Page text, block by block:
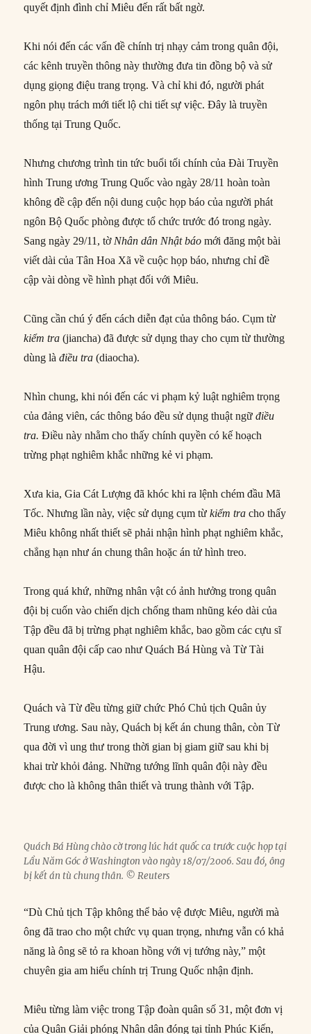
quyết định đình chỉ Miêu đến rất bất ngờ.
Khi nói đến các vấn đề chính trị nhạy cảm trong quân đội,
các kênh truyền thông này thường đưa tin đồng bộ và sử
dụng giọng điệu trang trọng. Và chỉ khi đó, người phát
ngôn phụ trách mới tiết lộ chi tiết sự việc. Đây là truyền
thống tại Trung Quốc.
Nhưng chương trình tin tức buổi tối chính của Đài Truyền
hình Trung ương Trung Quốc vào ngày 28/11 hoàn toàn
không đề cập đến nội dung cuộc họp báo của người phát
ngôn Bộ Quốc phòng được tổ chức trước đó trong ngày.
Sang ngày 29/11, tờ Nhân dân Nhật báo mới đăng một bài
viết dài của Tân Hoa Xã về cuộc họp báo, nhưng chỉ đề
cập vài dòng về hình phạt đối với Miêu.
Cũng cần chú ý đến cách diễn đạt của thông báo. Cụm từ
kiểm tra (jiancha) đã được sử dụng thay cho cụm từ thường
dùng làđiều tra (diaocha).
Nhìn chung, khi nói đến các vi phạm kỷ luật nghiêm trọng
của đảng viên, các thông báo đều sử dụng thuật ngữđiều
tra. Điều này nhằm cho thấy chính quyền có kế hoạch
trừng phạt nghiêm khắc những kẻ vi phạm.
Xưa kia, Gia Cát Lượng đã khóc khi ra lệnh chém đầu Mã
Tốc. Nhưng lần này, việc sử dụng cụm từkiểm tra cho thấy
Miêu không nhất thiết sẽ phải nhận hình phạt nghiêm khắc,
chẳng hạn như án chung thân hoặc án tử hình treo.
Trong quá khứ, những nhân vật có ảnh hưởng trong quân
đội bị cuốn vào chiến dịch chống tham nhũng kéo dài của
Tập đều đã bị trừng phạt nghiêm khắc, bao gồm các cựu sĩ
quan quân đội cấp cao như Quách Bá Hùng và Từ Tài
Hậu.
Quách và Từ đều từng giữ chức Phó Chủ tịch Quân ủy
Trung ương. Sau này, Quách bị kết án chung thân, còn Từ
qua đời vì ung thư trong thời gian bị giam giữ sau khi bị
khai trừ khỏi đảng. Những tướng lĩnh quân đội này đều
được cho là không thân thiết và trung thành với Tập.
Quách Bá Hùng chào cờ trong lúc hát quốc ca trước cuộc họp tại
Lầu Năm Góc ở Washington vào ngày 18/07/2006. Sau đó, ông
bị kết án tù chung thân. © Reuters
“Dù Chủ tịch Tập không thể bảo vệ được Miêu, người mà
ông đã trao cho một chức vụ quan trọng, nhưng vẫn có khả
năng là ông sẽ tỏ ra khoan hồng với vị tướng này,” một
chuyên gia am hiểu chính trị Trung Quốc nhận định.
Miêu từng làm việc trong Tập đoàn quân số 31, một đơn vị
của Quân Giải phóng Nhân dân đóng tại tỉnh Phúc Kiến,